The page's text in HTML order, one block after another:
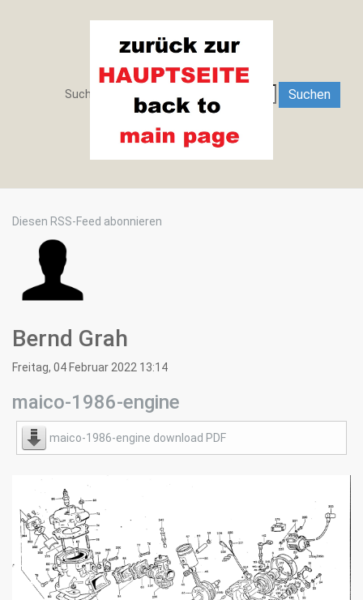
Search
Suchen ... Suchen
Diesen RSS-Feed abonnieren
Bernd Grah
Freitag, 04 Februar 2022 13:14
maico-1986-engine
maico-1986-engine download PDF